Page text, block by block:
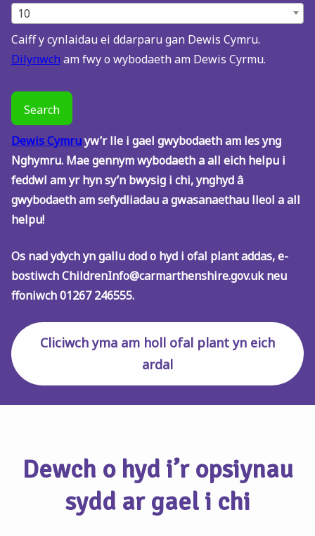
10
Caiff y cynlaidau ei ddarparu gan Dewis Cymru.
Dilynwch am fwy o wybodaeth am Dewis Cyrmu.
Dewis Cymruyw’r lle i gael gwybodaeth am les yng
Nghymru. Mae gennym wybodaeth a all eich helpu i
feddwl am yr hyn sy’n bwysig i chi, ynghyd â
gwybodaeth am sefydliadau a gwasanaethau lleol a all
helpu!
Os nad ydych yn gallu dod o hyd i ofal plant addas, e-
bostiwch ChildrenInfo@carmarthenshire.gov.uk neu
ffoniwch 01267 246555.
Cliciwch yma am holl ofal plant yn eich
ardal
Dewch o hyd i’r opsiynau
sydd ar gael i chi